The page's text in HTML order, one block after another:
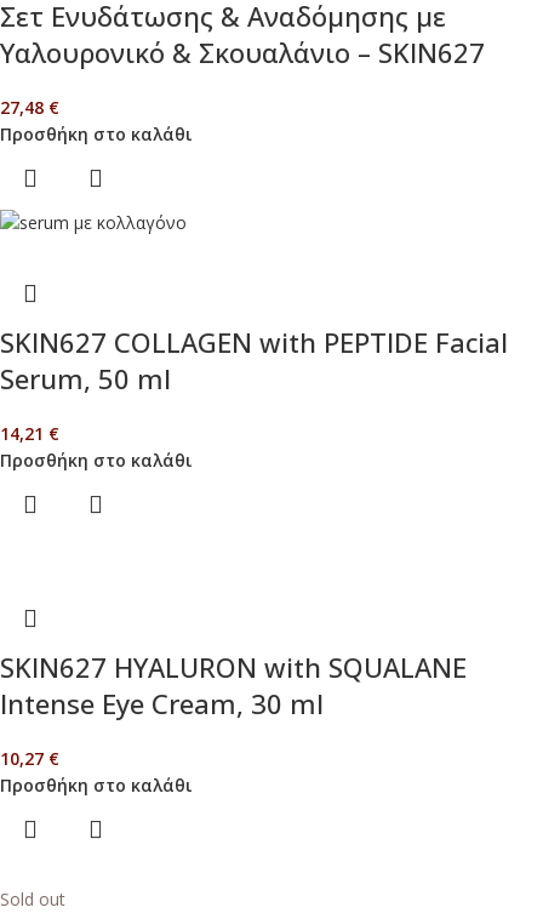
Σετ Ενυδάτωσης & Αναδόμησης με
Υαλουρονικό & Σκουαλάνιο – SKIN627
27,48 €
Προσθήκη στο καλάθι
SKIN627 COLLAGEN with PEPTIDE Facial
Serum, 50 ml
14,21 €
Προσθήκη στο καλάθι
SKIN627 HYALURON with SQUALANE
Intense Eye Cream, 30 ml
10,27 €
Προσθήκη στο καλάθι
Sold out